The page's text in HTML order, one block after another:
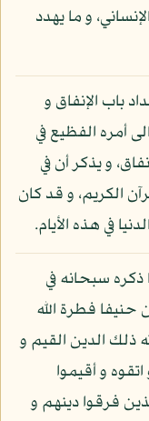
و ما يهدد
باب الإنفاق و
أمره الفظيع في
و يذكر أن في
الكريم، و قد كان
في هذه الأيام.
سبحانه في
فطرة الله
ذلك الدين القيم و
و أقيموا
فرقوا دينهم و